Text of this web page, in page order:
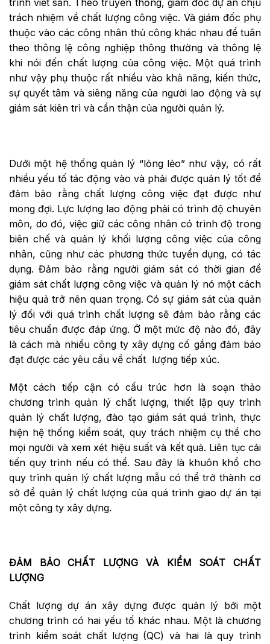
trình viết sẵn. Theo truyền thống, giám đốc dự án chịu
trách nhiệm về chất lượng công việc. Và giám đốc phụ
thuộc vào các công nhân thủ công khác nhau để tuân
theo thông lệ công nghiệp thông thường và thông lệ
khi nói đến chất lượng của công việc. Một quá trình
như vậy phụ thuộc rất nhiều vào khả năng, kiến ​​thức,
sự quyết tâm và siêng năng của người lao động và sự
giám sát kiên trì và cẩn thận của người quản lý.
Dưới một hệ thống quản lý “lỏng lẻo” như vậy, có rất
nhiều yếu tố tác động vào và phải được quản lý tốt để
đảm bảo rằng chất lượng công việc đạt được như
mong đợi. Lực lượng lao động phải có trình độ chuyên
môn, do đó, việc giữ các công nhân có trình độ trong
biên chế và quản lý khối lượng công việc của công
nhân, cũng như các phương thức tuyển dụng, có tác
dụng. Đảm bảo rằng người giám sát có thời gian để
giám sát chất lượng công việc và quản lý nó một cách
hiệu quả trở nên quan trọng. Có sự giám sát của quản
lý đối với quá trình chất lượng sẽ đảm bảo rằng các
tiêu chuẩn được đáp ứng. Ở một mức độ nào đó, đây
là cách mà nhiều công ty xây dựng cố gắng đảm bảo
đạt được các yêu cầu về chất lượng tiếp xúc.
Một cách tiếp cận có cấu trúc hơn là soạn thảo
chương trình quản lý chất lượng, thiết lập quy trình
quản lý chất lượng, đào tạo giám sát quá trình, thực
hiện hệ thống kiểm soát, quy trách nhiệm cụ thể cho
mọi người và xem xét hiệu suất và kết quả. Liên tục cải
tiến quy trình nếu có thể. Sau đây là khuôn khổ cho
quy trình quản lý chất lượng mẫu có thể trở thành cơ
sở để quản lý chất lượng của quá trình giao dự án tại
một công ty xây dựng.
ĐẢM BẢO CHẤT LƯỢNG VÀ KIỂM SOÁT CHẤT
LƯỢNG
Chất lượng dự án xây dựng được quản lý bởi một
chương trình có hai yếu tố khác nhau. Một là chương
trình kiểm soát chất lượng (QC) và hai là quy trình